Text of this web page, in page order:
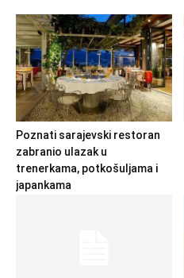
Poznati sarajevski restoran
zabranio ulazak u
trenerkama, potkošuljama i
japankama